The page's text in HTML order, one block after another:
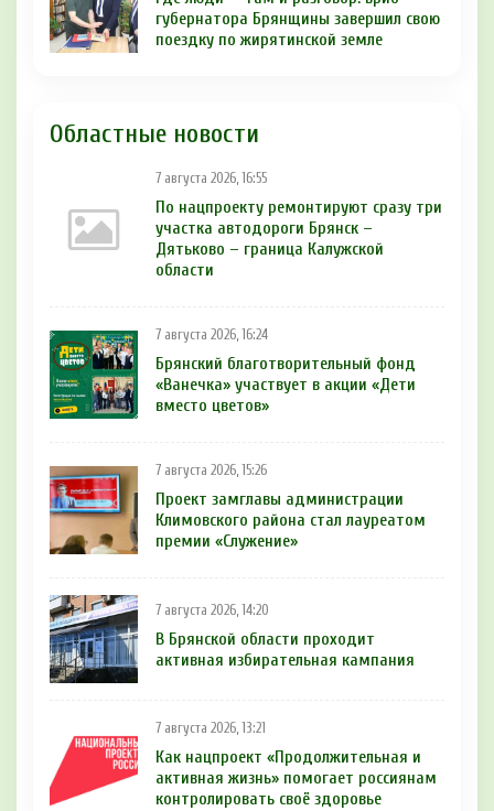
губернатора Брянщины завершил свою
поездку по жирятинской земле
Областные новости
7 августа 2026, 16:55
По нацпроекту ремонтируют сразу три
участка автодороги Брянск –
Дятьково – граница Калужской
области
7 августа 2026, 16:24
Брянский благотворительный фонд
«Ванечка» участвует в акции «Дети
вместо цветов»
7 августа 2026, 15:26
Проект замглавы администрации
Климовского района стал лауреатом
премии «Служение»
7 августа 2026, 14:20
В Брянской области проходит
активная избирательная кампания
7 августа 2026, 13:21
Как нацпроект «Продолжительная и
активная жизнь» помогает россиянам
контролировать своё здоровье